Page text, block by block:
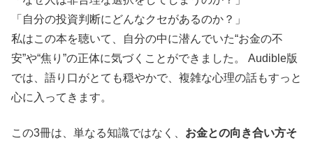
「自分の投資判断にどんなクセがあるのか？」
私はこの本を聴いて、自分の中に潜んでいた“お金の不
安”や“焦り”の正体に気づくことができました。 Audible版
では、語り口がとても穏やかで、複雑な心理の話もすっと
心に入ってきます。
この3冊は、単なる知識ではなく、 お金との向き合い方そ